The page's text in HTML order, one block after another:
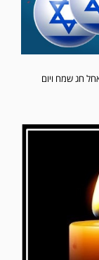
מאחל חג שמח ויום